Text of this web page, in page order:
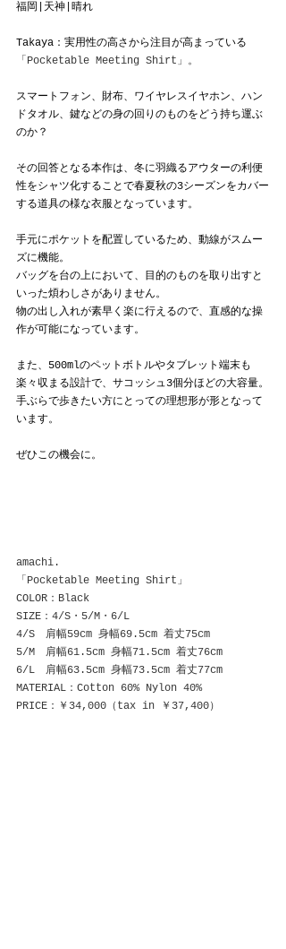
福岡|天神|晴れ
Takaya：実用性の高さから注目が高まっている
「Pocketable Meeting Shirt」。
スマートフォン、財布、ワイヤレスイヤホン、ハン
ドタオル、鍵などの身の回りのものをどう持ち運ぶ
のか？
その回答となる本作は、冬に羽織るアウターの利便
性をシャツ化することで春夏秋の3シーズンをカバー
する道具の様な衣服となっています。
手元にポケットを配置しているため、動線がスムー
ズに機能。
バッグを台の上において、目的のものを取り出すと
いった煩わしさがありません。
物の出し入れが素早く楽に行えるので、直感的な操
作が可能になっています。
また、500mlのペットボトルやタブレット端末も
楽々収まる設計で、サコッシュ3個分ほどの大容量。
手ぶらで歩きたい方にとっての理想形が形となって
います。
ぜひこの機会に。
amachi.
「Pocketable Meeting Shirt」
COLOR：Black
SIZE：4/S・5/M・6/L
4/S　肩幅59cm 身幅69.5cm 着丈75cm
5/M　肩幅61.5cm 身幅71.5cm 着丈76cm
6/L　肩幅63.5cm 身幅73.5cm 着丈77cm
MATERIAL：Cotton 60% Nylon 40%
PRICE：￥34,000（tax in ￥37,400）